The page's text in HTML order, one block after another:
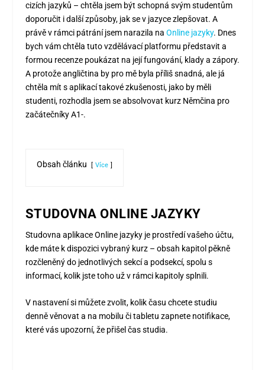
cizích jazyků – chtěla jsem být schopná svým studentům
doporučit i další způsoby, jak se v jazyce zlepšovat. A
právě v rámci pátrání jsem narazila na Online jazyky. Dnes
bych vám chtěla tuto vzdělávací platformu představit a
formou recenze poukázat na její fungování, klady a zápory.
A protože angličtina by pro mě byla příliš snadná, ale já
chtěla mít s aplikací takové zkušenosti, jako by měli
studenti, rozhodla jsem se absolvovat kurz Němčina pro
začátečníky A1-.
Obsah článku Více
STUDOVNA ONLINE JAZYKY
Studovna aplikace Online jazyky je prostředí vašeho účtu,
kde máte k dispozici vybraný kurz – obsah kapitol pěkně
rozčleněný do jednotlivých sekcí a podsekcí, spolu s
informací, kolik jste toho už v rámci kapitoly splnili.
V nastavení si můžete zvolit, kolik času chcete studiu
denně věnovat a na mobilu či tabletu zapnete notifikace,
které vás upozorní, že přišel čas studia.